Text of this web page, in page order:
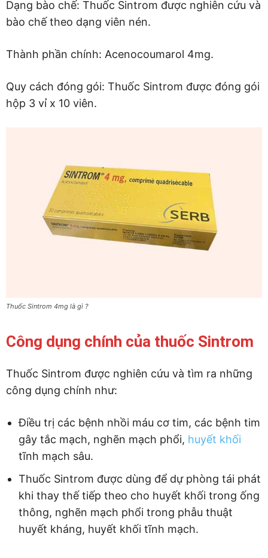
Dạng bào chế: Thuốc Sintrom được nghiên cứu và
bào chế theo dạng viên nén.
Thành phần chính: Acenocoumarol 4mg.
Quy cách đóng gói: Thuốc Sintrom được đóng gói
hộp 3 vỉ x 10 viên.
Thuốc Sintrom 4mg là gì ?
Công dụng chính của thuốc Sintrom
Thuốc Sintrom được nghiên cứu và tìm ra những
công dụng chính như:
Điều trị các bệnh nhồi máu cơ tim, các bệnh tim
gây tắc mạch, nghẽn mạch phổi, huyết khối
tĩnh mạch sâu.
Thuốc Sintrom được dùng để dự phòng tái phát
khi thay thế tiếp theo cho huyết khối trong ống
thông, nghẽn mạch phổi trong phẫu thuật
huyết kháng, huyết khối tĩnh mạch.